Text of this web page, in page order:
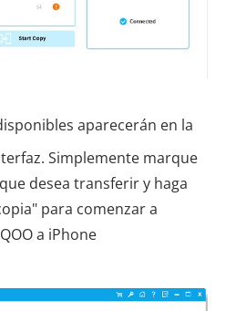
aparecerán en la
Simplemente marque
desea transferir y haga
para comenzar a
a iPhone